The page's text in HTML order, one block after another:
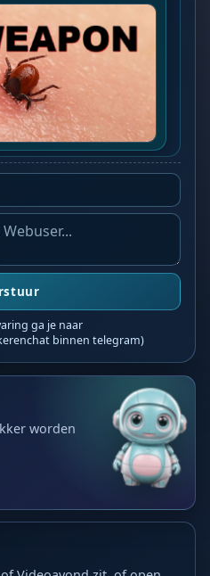
ga je naar
binnen telegram)
worden